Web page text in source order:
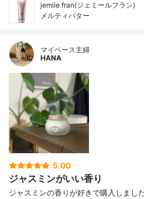
jemile fran(ジェミールフラン)
メルティバター
マイペース主婦
HANA
5.00
ジャスミンがいい香り
ジャスミンの香りが好きで購入しまし